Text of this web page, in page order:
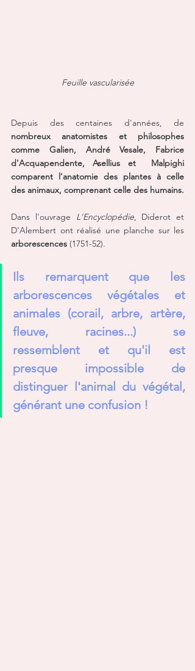
Feuille vascularisée
nombreux anatomistes et philosophes
comme Galien, André Vesale, Fabrice
d'Acquapendente, Asellius et  Malpighi
comparent l'anatomie des plantes à celle
des animaux, comprenant celle des humains.
Dans l'ouvrage L'Encyclopédie, Diderot et
arborescences (1751-52).
Ils remarquent que les
arborescences végétales et
animales (corail, arbre, artère,
fleuve, racines...) se
ressemblent et qu'il est
presque impossible de
distinguer l'animal du végétal,
générant une confusion !